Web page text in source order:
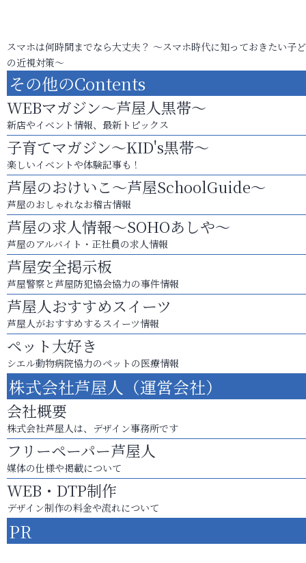
スマホは何時間までなら大丈夫？ ～スマホ時代に知っておきたい子
の近視対策～
その他のContents
WEBマガジン～芦屋人黒帯～
新店やイベント情報、最新トピックス
子育てマガジン～KID's黒帯～
楽しいイベントや体験記事も！
芦屋のおけいこ～芦屋SchoolGuide～
芦屋のおしゃれなお稽古情報
芦屋の求人情報～SOHOあしや～
芦屋のアルバイト・正社員の求人情報
芦屋安全掲示板
芦屋警察と芦屋防犯協会協力の事件情報
芦屋人おすすめスイーツ
芦屋人がおすすめするスイーツ情報
ペット大好き
シエル動物病院協力のペットの医療情報
株式会社芦屋人（運営会社）
会社概要
株式会社芦屋人は、デザイン事務所です
フリーペーパー芦屋人
媒体の仕様や掲載について
WEB・DTP制作
デザイン制作の料金や流れについて
PR